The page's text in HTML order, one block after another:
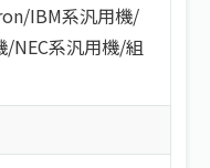
/IBM系汎用機/
/NEC系汎用機/組